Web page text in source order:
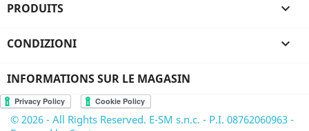
PRODUITS 
CONDIZIONI 
INFORMATIONS SUR LE MAGASIN
© 2026 - All Rights Reserved. E-SM s.n.c. - P.I. 08762060963 -